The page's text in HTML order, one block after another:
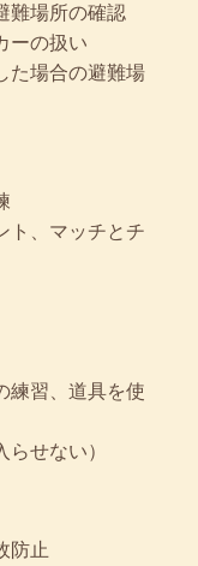
難場所の確認
ーの扱い
た場合の避難場
、マッチとチ
習、道具を使
せない）
防止